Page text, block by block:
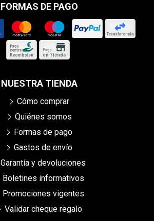
FORMAS DE PAGO
NUESTRA TIENDA
Cómo comprar
Quiénes somos
Formas de pago
Gastos de envío
Garantía y devoluciones
Boletines informativos
Promociones vigentes
Validar cheque regalo